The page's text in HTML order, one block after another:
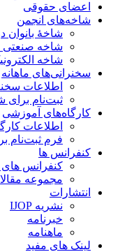
اعضای حقوقی
شاخه‌های انجمن
شاخۀ بانوان در
شاخه صنعتی
شاخه‌
سخنرانی‌های ماهانه
اطلاعات
ثبت‌نام برای
کارگاه‌های آموزشی
اطلاعات
فرم ثبت‌نام
کنفرانس ها
کنفرانس های
مجموعه
انتشارات
نشریه IJOP
خبرنامه
ماهنامه
لینک های مفید